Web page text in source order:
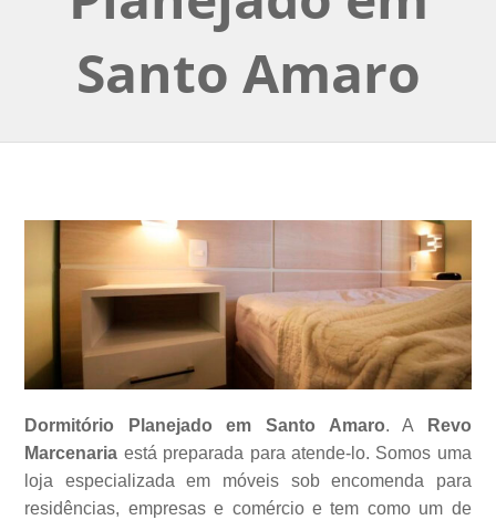
Santo Amaro
Dormitório Planejado em Santo Amaro. A
Revo
Marcenaria está preparada para atende-lo. Somos uma
loja especializada em móveis sob encomenda para
residências, empresas e comércio e tem como um de